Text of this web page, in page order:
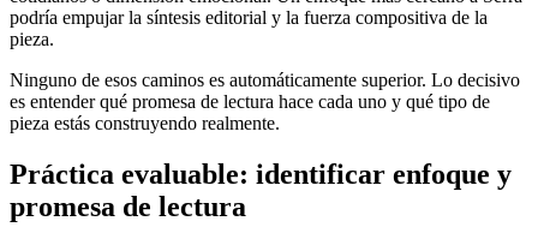
podría empujar la síntesis editorial y la fuerza compositiva de la
pieza.
Ninguno de esos caminos es automáticamente superior. Lo decisivo
es entender qué promesa de lectura hace cada uno y qué tipo de
pieza estás construyendo realmente.
Práctica evaluable: identificar enfoque y
promesa de lectura